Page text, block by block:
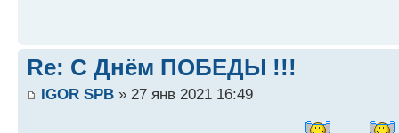
Re: С Днём ПОБЕДЫ !!!
IGOR SPB » 27 янв 2021 16:49